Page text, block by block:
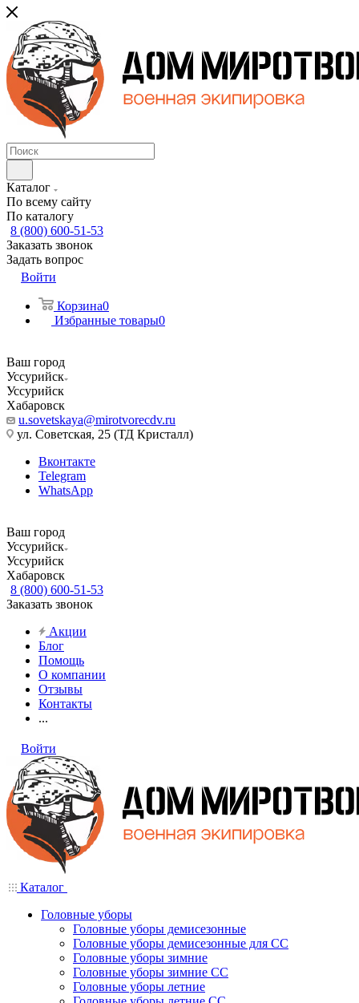
Каталог
По всему сайту
По каталогу
8 (800) 600-51-53
Заказать звонок
Задать вопрос
Войти
Корзина0
Избранные товары0
Ваш город
Уссурийск
Уссурийск
Хабаровск
u.sovetskaya@mirotvorecdv.ru
ул. Советская, 25 (ТД Кристалл)
Вконтакте
Telegram
WhatsApp
Ваш город
Уссурийск
Уссурийск
Хабаровск
8 (800) 600-51-53
Заказать звонок
Акции
Блог
Помощь
О компании
Отзывы
Контакты
...
Войти
Каталог
Головные уборы
Головные уборы демисезонные
Головные уборы демисезонные для СС
Головные уборы зимние
Головные уборы зимние СС
Головные уборы летние